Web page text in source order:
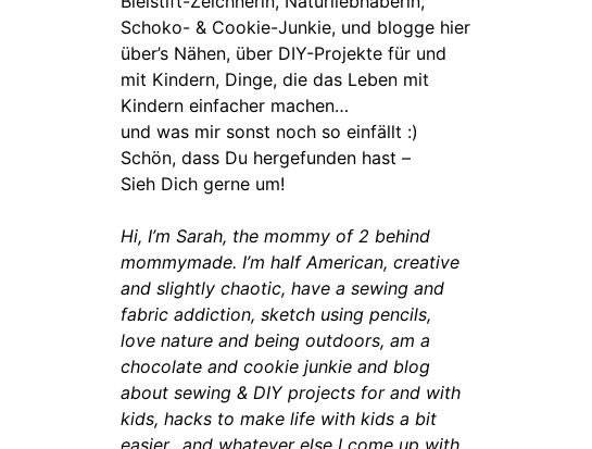
Schoko- & Cookie-Junkie, und blogge hier
über’s Nähen, über DIY-Projekte für und
mit Kindern, Dinge, die das Leben mit
Kindern einfacher machen…
und was mir sonst noch so einfällt :)
Schön, dass Du hergefunden hast –
Sieh Dich gerne um!
Hi, I’m Sarah, the mommy of 2 behind
mommymade. I’m half American, creative
and slightly chaotic, have a sewing and
fabric addiction, sketch using pencils,
love nature and being outdoors, am a
chocolate and cookie junkie and blog
about sewing & DIY projects for and with
kids, hacks to make life with kids a bit